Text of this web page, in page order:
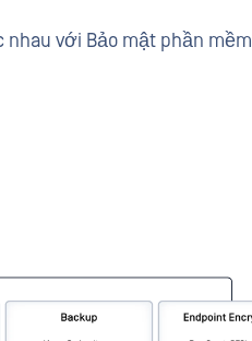
nhau với Bảo mật phần mềm